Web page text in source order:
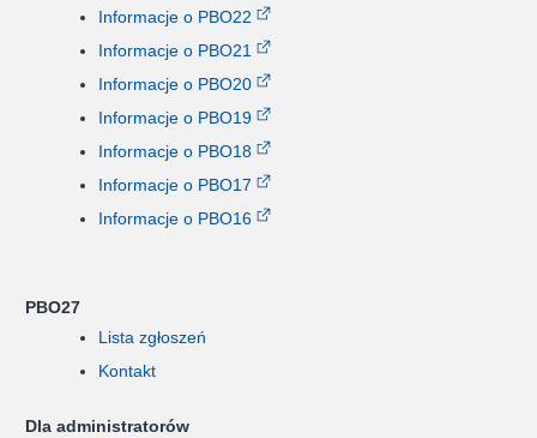
Informacje o PBO22
Informacje o PBO21
Informacje o PBO20
Informacje o PBO19
Informacje o PBO18
Informacje o PBO17
Informacje o PBO16
PBO27
Lista zgłoszeń
Kontakt
Dla administratorów